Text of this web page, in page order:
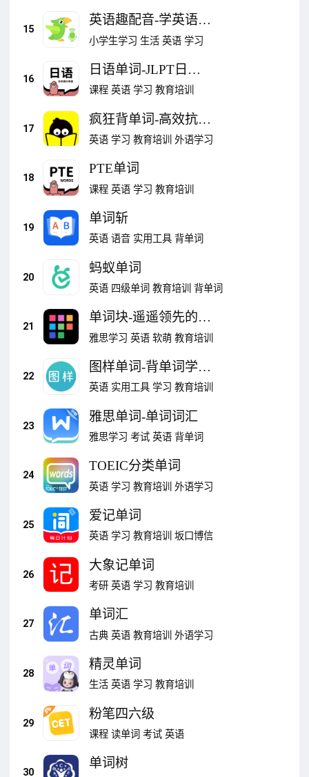
15
英语趣配音-学英语口
语单词听力
小学生学习 生活 英语 学习
16
日语单词-JLPT日语
学习神器
课程 英语 学习 教育培训
17
疯狂背单词-高效抗遗
忘学英语
英语 学习 教育培训 外语学习
18
PTE单词
课程 英语 学习 教育培训
19
单词斩
英语 语音 实用工具 背单词
20
蚂蚁单词
英语 四级单词 教育培训 背单词
21
单词块-遥遥领先的AI
背单词体验
雅思学习 英语 软萌 教育培训
22
图样单词-背单词学英
语记忆
英语 实用工具 学习 教育培训
23
雅思单词-单词词汇
雅思学习 考试 英语 背单词
24
TOEIC分类单词
英语 学习 教育培训 外语学习
25
爱记单词
英语 学习 教育培训 坂口博信
26
大象记单词
考研 英语 学习 教育培训
27
单词汇
古典 英语 教育培训 外语学习
28
精灵单词
生活 英语 学习 教育培训
29
粉笔四六级
课程 读单词 考试 英语
30
单词树